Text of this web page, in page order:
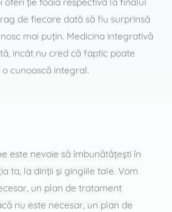
de fiecare dată să fiu surprinsă
mai puţin. Medicina integrativă
incât nu cred că faptic poate
cunoască integral.
este nevoie să îmbunătăţeşti în
ta, la dinţii şi gingiile tale. Vom
un plan de tratament
nu este necesar, un plan de